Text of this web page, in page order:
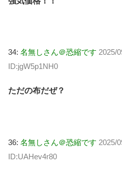
34: 名無しさん＠恐縮です 2025/
ID:jgW5p1NH0
ただの布だぜ？
36: 名無しさん＠恐縮です 2025/
ID:UAHev4r80